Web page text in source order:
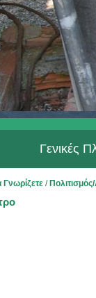
Γενικές
Γνωρίζετε/